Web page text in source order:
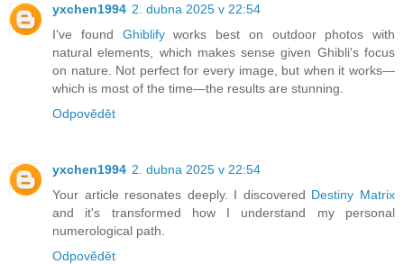
yxchen1994 2. dubna 2025 v 22:54
I've found Ghiblifyworks best on outdoor photos with
natural elements, which makes sense given Ghibli's focus
on nature. Not perfect for every image, but when it works—
which is most of the time—the results are stunning.
Odpovědět
yxchen1994 2. dubna 2025 v 22:54
Your article resonates deeply. I discovered Destiny Matrix
and it's transformed how I understand my personal
numerological path.
Odpovědět